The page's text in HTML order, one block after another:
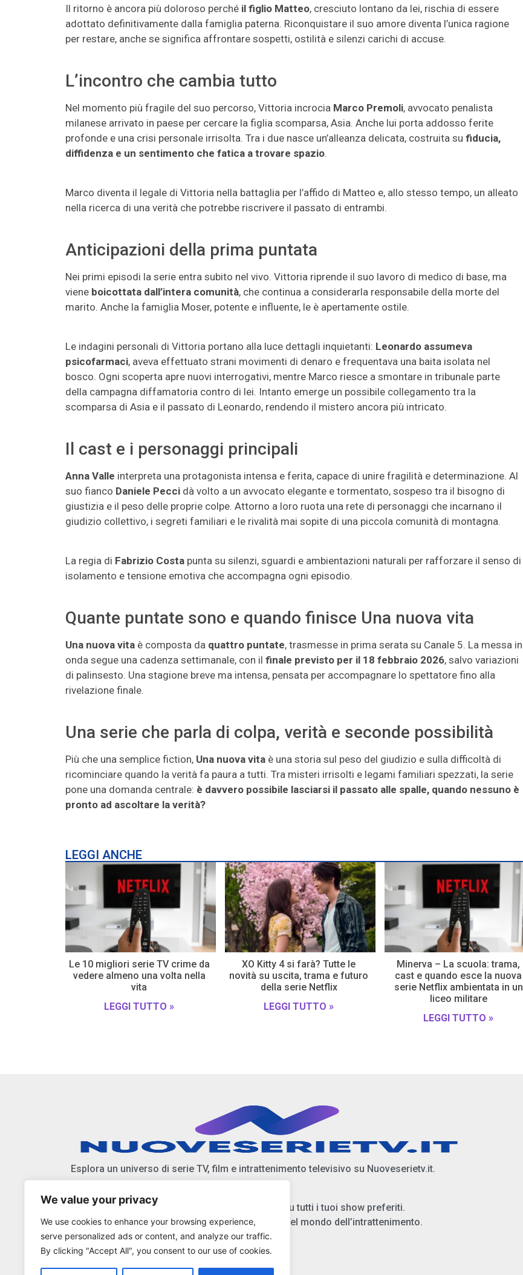
We value your privacy
We use cookies to enhance your browsing experience,
serve personalized ads or content, and analyze our traffic.
By clicking "Accept All", you consent to our use of cookies.
Il ritorno è ancora più doloroso perché il figlio Matteo, cresciuto lontano da lei, rischia di essere
adottato definitivamente dalla famiglia paterna. Riconquistare il suo amore diventa l’unica ragione
per restare, anche se significa affrontare sospetti, ostilità e silenzi carichi di accuse.
L’incontro che cambia tutto
Nel momento più fragile del suo percorso, Vittoria incrocia Marco Premoli, avvocato penalista
milanese arrivato in paese per cercare la figlia scomparsa, Asia. Anche lui porta addosso ferite
profonde e una crisi personale irrisolta. Tra i due nasce un’alleanza delicata, costruita su fiducia,
diffidenza e un sentimento che fatica a trovare spazio.
Marco diventa il legale di Vittoria nella battaglia per l’affido di Matteo e, allo stesso tempo, un alleato
nella ricerca di una verità che potrebbe riscrivere il passato di entrambi.
Anticipazioni della prima puntata
Nei primi episodi la serie entra subito nel vivo. Vittoria riprende il suo lavoro di medico di base, ma
viene boicottata dall’intera comunità, che continua a considerarla responsabile della morte del
marito. Anche la famiglia Moser, potente e influente, le è apertamente ostile.
Le indagini personali di Vittoria portano alla luce dettagli inquietanti: Leonardo assumeva
psicofarmaci, aveva effettuato strani movimenti di denaro e frequentava una baita isolata nel
bosco. Ogni scoperta apre nuovi interrogativi, mentre Marco riesce a smontare in tribunale parte
della campagna diffamatoria contro di lei. Intanto emerge un possibile collegamento tra la
scomparsa di Asia e il passato di Leonardo, rendendo il mistero ancora più intricato.
Il cast e i personaggi principali
Anna Valle interpreta una protagonista intensa e ferita, capace di unire fragilità e determinazione. Al
suo fianco Daniele Pecci dà volto a un avvocato elegante e tormentato, sospeso tra il bisogno di
giustizia e il peso delle proprie colpe. Attorno a loro ruota una rete di personaggi che incarnano il
giudizio collettivo, i segreti familiari e le rivalità mai sopite di una piccola comunità di montagna.
La regia di Fabrizio Costa punta su silenzi, sguardi e ambientazioni naturali per rafforzare il senso di
isolamento e tensione emotiva che accompagna ogni episodio.
Quante puntate sono e quando finisce Una nuova vita
Una nuova vita è composta da quattro puntate, trasmesse in prima serata su Canale 5. La messa in
onda segue una cadenza settimanale, con il finale previsto per il 18 febbraio 2026, salvo variazioni
di palinsesto. Una stagione breve ma intensa, pensata per accompagnare lo spettatore fino alla
rivelazione finale.
Una serie che parla di colpa, verità e seconde possibilità
Più che una semplice fiction, Una nuova vita è una storia sul peso del giudizio e sulla difficoltà di
ricominciare quando la verità fa paura a tutti. Tra misteri irrisolti e legami familiari spezzati, la serie
pone una domanda centrale: è davvero possibile lasciarsi il passato alle spalle, quando nessuno è
pronto ad ascoltare la verità?
LEGGI ANCHE
Le 10 migliori serie TV crime da
vedere almeno una volta nella
vita
LEGGI TUTTO »
XO Kitty 4 si farà? Tutte le
novità su uscita, trama e futuro
della serie Netflix
LEGGI TUTTO »
Minerva – La scuola: trama,
cast e quando esce la nuova
serie Netflix ambientata in un
liceo militare
LEGGI TUTTO »
Esplora un universo di serie TV, film e intrattenimento televisivo su Nuoveserietv.it.
Scopri anticipazioni, notizie, e approfondimenti su tutti i tuoi show preferiti.
Resta aggiornato sulle ultime tendenze e novità del mondo dell’intrattenimento.